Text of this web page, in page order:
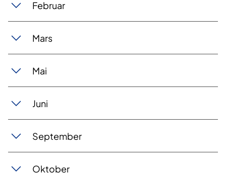
Februar
Mars
Mai
Juni
September
Oktober​